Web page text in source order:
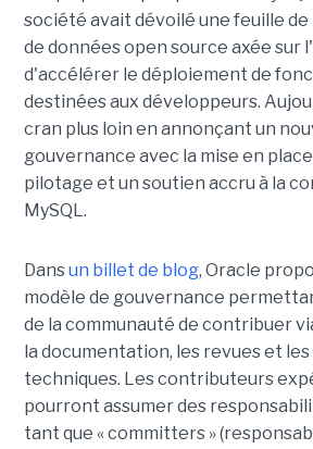
société avait dévoilé une feuille de
de données open source axée sur
d'accélérer le déploiement de
destinées aux développeurs.
cran plus loin en annonçant un
gouvernance avec la mise en
pilotage et un soutien accru à la
MySQL.
Dansun billet de blog, Oracle
modèle de gouvernance
de la communauté de contribuer
la documentation, les revues et
techniques. Les contributeurs
pourront assumer des
tant que « committers »